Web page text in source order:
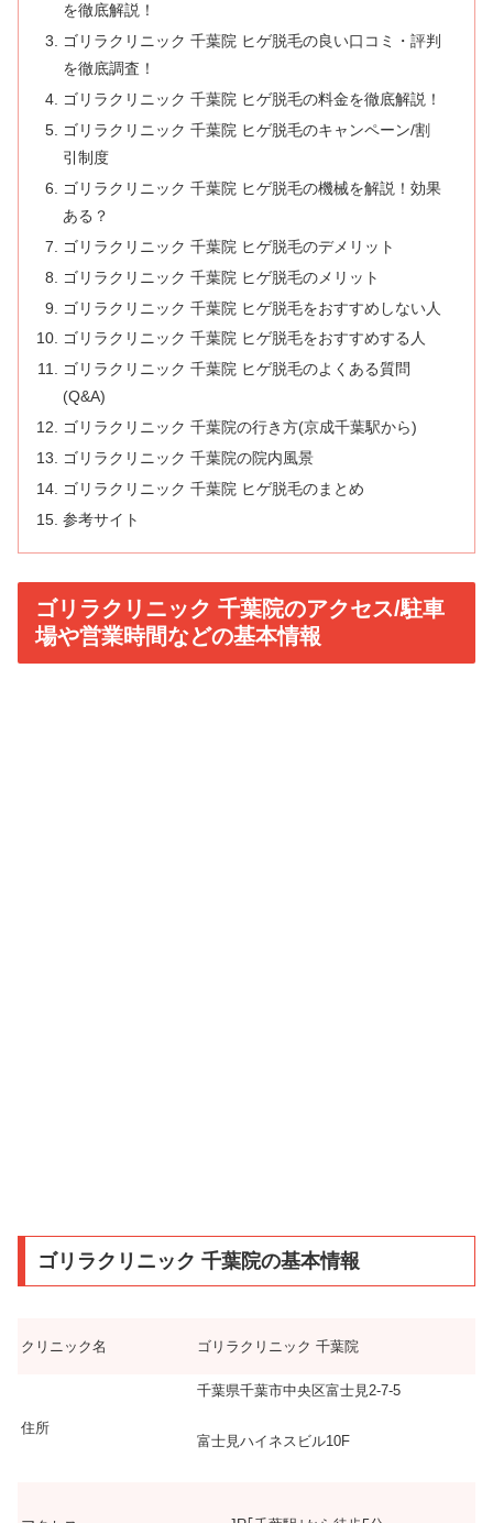
を徹底解説！
ゴリラクリニック 千葉院 ヒゲ脱毛の良い口コミ・評判
を徹底調査！
ゴリラクリニック 千葉院 ヒゲ脱毛の料金を徹底解説！
ゴリラクリニック 千葉院 ヒゲ脱毛のキャンペーン/割
引制度
ゴリラクリニック 千葉院 ヒゲ脱毛の機械を解説！効果
ある？
ゴリラクリニック 千葉院 ヒゲ脱毛のデメリット
ゴリラクリニック 千葉院 ヒゲ脱毛のメリット
ゴリラクリニック 千葉院 ヒゲ脱毛をおすすめしない人
ゴリラクリニック 千葉院 ヒゲ脱毛をおすすめする人
ゴリラクリニック 千葉院 ヒゲ脱毛のよくある質問
(Q&A)
ゴリラクリニック 千葉院の行き方(京成千葉駅から)
ゴリラクリニック 千葉院の院内風景
ゴリラクリニック 千葉院 ヒゲ脱毛のまとめ
参考サイト
ゴリラクリニック 千葉院のアクセス/駐車
場や営業時間などの基本情報
ゴリラクリニック 千葉院の基本情報
クリニック名 ゴリラクリニック 千葉院
住所
千葉県千葉市中央区富士見2-7-5
富士見ハイネスビル10F